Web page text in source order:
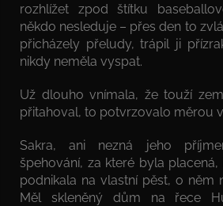
rozhlížet zpod štítku
někdo nesleduje – přes den to
přicházely přeludy, trápil ji
nikdy neměla vyspat.
Už dlouho vnímala, že touží
přitahoval, to potvrzovalo měrou
Sakra, ani nezná jeho
špehování, za které byla
podnikala na vlastní pěst, o něm
Měl skleněný dům na řece